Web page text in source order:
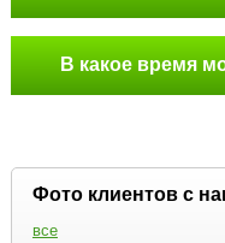
В какое время
Фото клиентов с
все